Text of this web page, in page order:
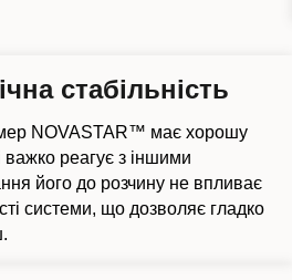
стабільність
NOVASTAR™ має хорошу
важко реагує з іншими
його до розчину не впливає
системи, що дозволяє гладко